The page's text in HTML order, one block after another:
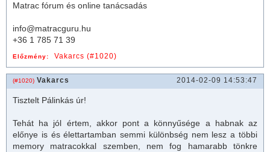
Matrac fórum és online tanácsadás
info@matracguru.hu
+36 1 785 71 39
Előzmény: Vakarcs (#1020)
(#1020) Vakarcs 2014-02-09 14:53:47
Tisztelt Pálinkás úr!
Tehát ha jól értem, akkor pont a könnyűsége a habnak az
előnye is és élettartamban semmi különbség nem lesz a többi
memory matracokkal szemben, nem fog hamarabb tönkre